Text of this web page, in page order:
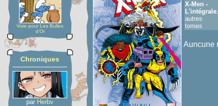
Vote pour Les Bulles
d'Or
Chroniques
par Herbv
X-Men -
L'intégrale,
autres
tomes
Auncune